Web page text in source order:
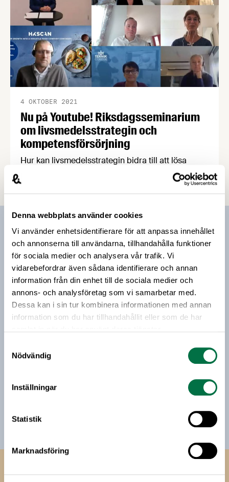
Denna webbplats använder cookies
Vi använder enhetsidentifierare för att anpassa innehållet
och annonserna till användarna, tillhandahålla funktioner
för sociala medier och analysera vår trafik. Vi
vidarebefordrar även sådana identifierare och annan
information från din enhet till de sociala medier och
annons- och analysföretag som vi samarbetar med.
Dessa kan i sin tur kombinera informationen med annan
information som du har tillhandahållit eller som de har
Nödvändig
Inställningar
Statistik
Marknadsföring
Nu på Youtube! Riksdagsseminarium
om livsmedelsstrategin och
kompetensförsörjning
4 OKTOBER 2021
Hur kan livsmedelsstrategin bidra till att lösa
kompetensförsörjningen inom den svenska
livsmedelsindustrin? Det var en av flera
angelägna frågor som diskuterades på ett digitalt
seminariet på Livsmedelsföretagens Youtube-
kanal.
Prenumerera på vårt nyhetsbrev
Vårt nyhetsbrev kommer ut 3-4 gånger i månaden och
riktar sig till alla med ett intresse för
livsmedelsföretagande och den svenska
livsmedelsbranschen. När du anmäler dig till vårt
nyhetsbrev godkänner du Livsmedelsföretagens
hantering av personuppgifter.
till min inkorg. Livsmedelsföretagen ska inte dela eller
sälja min personliga information. Jag kan när som helst
Livsmedels­företagen